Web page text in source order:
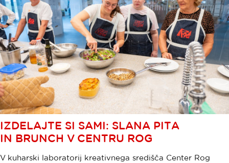
IZDELAJTE SI SAMI: SLANA PITA
IN BRUNCH V CENTRU ROG
V kuharski laboratorij kreativnega središča Center Rog